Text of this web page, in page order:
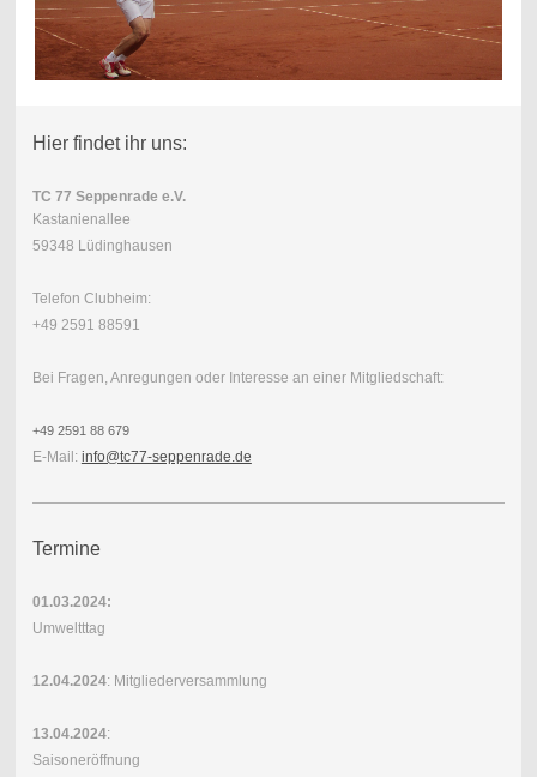
Hier findet ihr uns:
TC 77 Seppenrade e.V.
Kastanienallee
59348 Lüdinghausen
Telefon Clubheim:
+49 2591 88591
Bei Fragen, Anregungen oder Interesse an einer Mitgliedschaft:
+49 2591 88 679
E-Mail: info@tc77-seppenrade.de
Termine
01.03.2024:
Umweltttag
12.04.2024: Mitgliederversammlung
13.04.2024:
Saisoneröffnung